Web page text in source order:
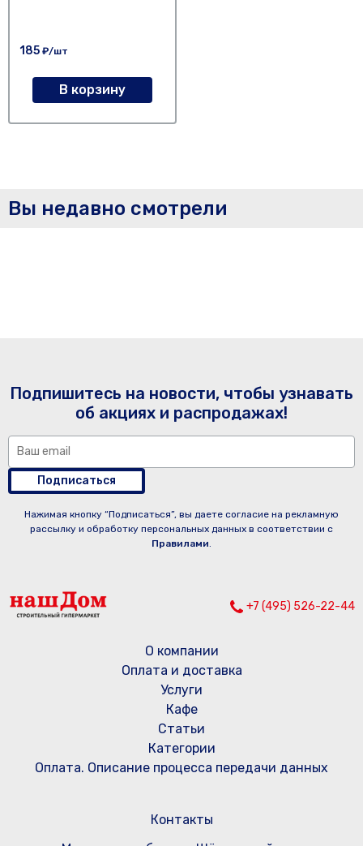
185 ₽/шт
В корзину
Вы недавно смотрели
Подпишитесь на новости, чтобы узнавать
об акциях и распродажах!
Подписаться
Нажимая кнопку “Подписаться”, вы даете согласие на рекламную
рассылку и обработку персональных данных в соответствии с
Правилами.
+7 (495) 526-22-44
О компании
Оплата и доставка
Услуги
Кафе
Статьи
Категории
Оплата. Описание процесса передачи данных
Контакты